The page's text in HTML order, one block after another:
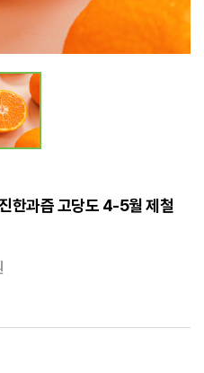
한과즙 고당도 4-5월 제철